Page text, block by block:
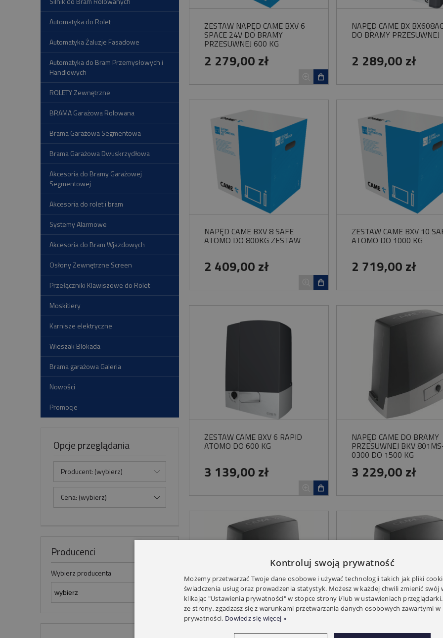
Automatyka do Rolet
Automatyka Żaluzje Fasadowe
Automatyka do Bram Przemysłowych i
Handlowych
ROLETY Zewnętrzne
BRAMA Garażowa Rolowana
Brama Garażowa Segmentowa
Brama Garażowa Dwuskrzydłowa
Akcesoria do Bramy Garażowej
Segmentowej
Akcesoria do rolet i bram
Systemy Alarmowe
Akcesoria do Bram Wjazdowych
Osłony Zewnętrzne Screen
Przełączniki Klawiszowe do Rolet
Moskitiery
Karnisze elektryczne
Wieszak Blokada
Brama garażowa Galeria
Nowości
Promocje
Opcje przeglądania
Producent: (wybierz)
Cena: (wybierz)
Producenci
Wybierz producenta
ZESTAW NAPĘD CAME BXV 6
SPACE 24V DO BRAMY
PRZESUWNEJ 600 KG
2 279,00 zł
NAPĘD CAME BX
DO BRAMY PRZESUWNEJ
2 289,00 zł
NAPĘD CAME BXV 8 SAFE
ATOMO DO 800KG ZESTAW
2 409,00 zł
ZESTAW CAME BXV 10
ATOMO DO 1000 KG
2 719,00 zł
ZESTAW CAME BXV 6 RAPID
ATOMO DO 600 KG
3 139,00 zł
NAPĘD CAME DO BRAMY
PRZESUWNEJ BKV
0300 DO 1500 KG
3 229,00 zł
Kontroluj swoją prywatność
Możemy przetwarzać Twoje dane osobowe i używać technologii takich jak pliki
świadczenia usług oraz prowadzenia statystyk. Możesz w każdej chwili zmienić swój
klikając "Ustawienia prywatności" w stopce strony i/lub w ustawieniach
ze strony, zgadzasz się z warunkami przetwarzania danych osobowych zawartymi
prywatności. Dowiedz się więcej »